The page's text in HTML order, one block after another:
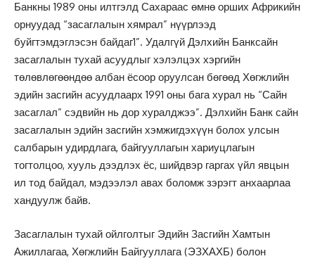
Банкны 1989 оны илтгэлд Сахараас өмнө орших Африкийн
орнуудад “засаглалын хямрал” нүүрлээд
буйгтэмдэглэсэн байдаг1”. Удалгүй Дэлхийн Банксайн
засаглалын тухай асуудлыг хэлэлцэх хэргийн
төлөвлөгөөндөө албан ёсоор оруулсан бөгөөд Хөгжлийн
эдийн засгийн асуудлаарх 1991 оны бага хурал нь “Сайн
засаглал” сэдвийн нь дор хуралджээ”. Дэлхийн Банк сайн
засаглалын эдийн засгийн хэмжигдэхүүн болох улсын
салбарын удирдлага, байгууллагын хариуцлагын
тогтолцоо, хууль дээдлэх ёс, шийдвэр гаргах үйл явцын
ил тод байдал, мэдээлэл авах боломж зэрэгт анхаарлаа
хандуулж байв.
Засаглалын тухай ойлголтыг Эдийн Засгийн Хамтын
Ажиллагаа, Хөгжлийн Байгууллага (ЭЗХАХБ) болон